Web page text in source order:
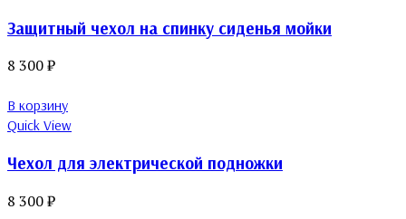
Защитный чехол на спинку сиденья мойки
8 300₽
В корзину
Quick View
Чехол для электрической подножки
8 300₽